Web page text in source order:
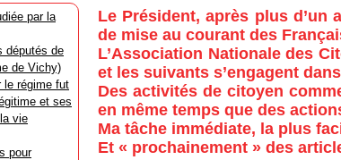
par la
députés de
de Vichy)
le régime fut
et ses
vie
pour
Le Président, après plus d’un
de mise au courant des
L’Association Nationale des
et les suivants s’engagent
Des activités de citoyen
en même temps que des
Ma tâche immédiate, la plus
Et « prochainement » des